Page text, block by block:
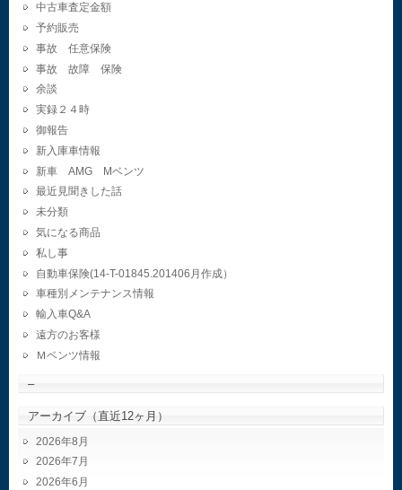
中古車査定金額
予約販売
事故 任意保険
事故 故障 保険
余談
実録２４時
御報告
新入庫車情報
新車 AMG Mベンツ
最近見聞きした話
未分類
気になる商品
私し事
自動車保険(14-T-01845.201406月作成）
車種別メンテナンス情報
輸入車Q&A
遠方のお客様
Ｍベンツ情報
–
アーカイブ（直近12ヶ月）
2026年8月
2026年7月
2026年6月